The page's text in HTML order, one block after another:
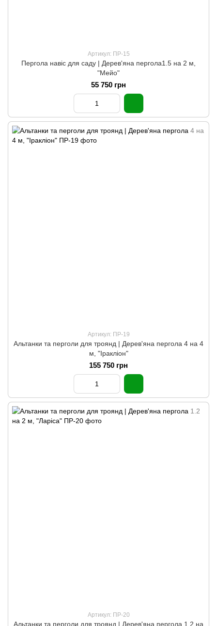
Артикул: ПР-15
Пергола навіс для саду | Дерев'яна пергола1.5 на 2 м,
"Мейо"
55 750 грн
Артикул: ПР-19
Альтанки та перголи для троянд | Дерев'яна пергола 4 на 4
м, "Іракліон"
155 750 грн
Артикул: ПР-20
Альтанки та перголи для троянд | Дерев'яна пергола 1.2 на